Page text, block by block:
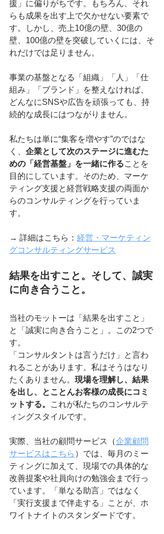
援」に偏りがちです。もちろん、それ
らも成果を出す上で欠かせない要素で
す。しかし、売上10億の壁、30億の
壁、100億の壁を突破していくには、そ
れだけでは足りません。
事業の基盤となる「組織」「人」「仕
組み」「ブランド」を整えなければ、
どんなにSNSや広告を頑張っても、持
続的な成長にはつながりません。
私たちは単に“集客を増やす”のではな
く、 企業として次のステージに進むた
めの「経営基盤」を一緒に作ることを
目的にしています。そのため、マーケ
ティング支援と経営戦略支援の両面か
らのコンサルティングを行っていま
す。
→ 詳細はこちら： 経営・マーケティン
グコンサルティングサービス
結果を出すこと。そして、誠実
に向き合うこと。
当社のモットーは「結果を出すこと」
と「誠実に向き合うこと」。この2つで
す。
「コンサルタントは言うだけ」と言わ
れることがあります。私はそうはなり
たくありません。 現場を理解し、結果
を出し、とことんお客様の成長にコミ
ットする。
これが私たちのコンサルテ
ィングスタイルです。
実際、当社の顧問サービス（企業顧問
サービスはこちら ）では、毎月のミー
ティングに加えて、現場での具体的な
改善提案や社員向けの勉強会まで行っ
ています。「単なる助言」ではなく
「実行支援まで伴走する」ことが、ホ
ワイトナイトのスタンダードです。